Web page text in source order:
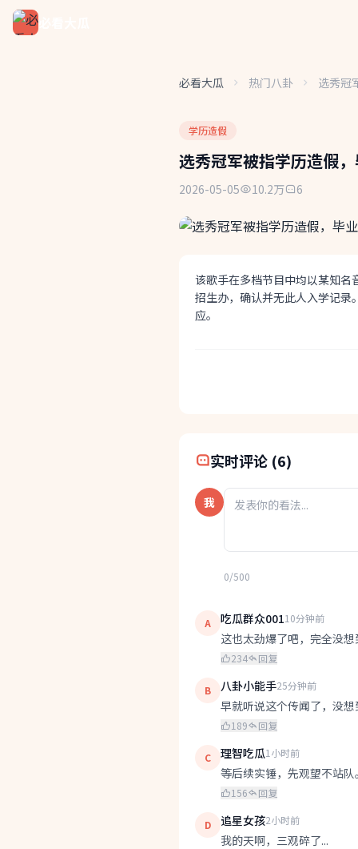
必看大瓜 热门八卦 选秀冠
学历造假
选秀冠军被指学历造假
2026-05-05 10.2万 6
该歌手在多档节目中均以某知名
招生办，确认并无此人入学记录
应。
实时评论 (6)
我
0/500
A 吃瓜群众00110分钟前
这也太劲爆了吧，完全没想
234 回复
B 八卦小能手25分钟前
早就听说这个传闻了，没想
189 回复
C 理智吃瓜1小时前
等后续实锤，先观望不站队。
156 回复
D 追星女孩2小时前
我的天啊，三观碎了...